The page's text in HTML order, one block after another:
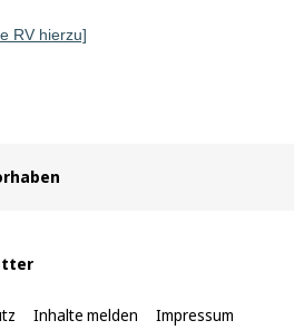
RV hierzu]
Inhalte melden Impressum